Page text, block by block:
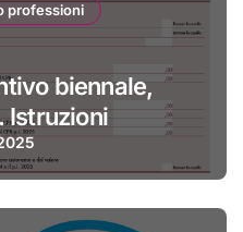
professioni
biennale,
Istruzioni